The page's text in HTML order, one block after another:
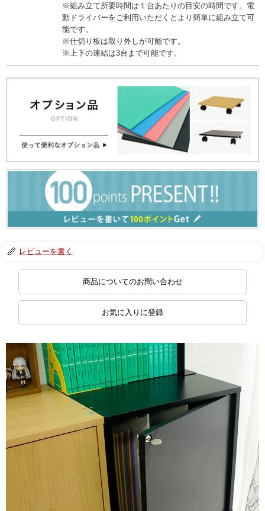
※組み立て所要時間は１台あたりの目安の時間です。電
動ドライバーをご利用いただくとより簡単に組み立て可
能です。
※仕切り板は取り外しが可能です。
※上下の連結は3台まで可能です。
レビューを書く
商品についてのお問い合わせ
お気に入りに登録